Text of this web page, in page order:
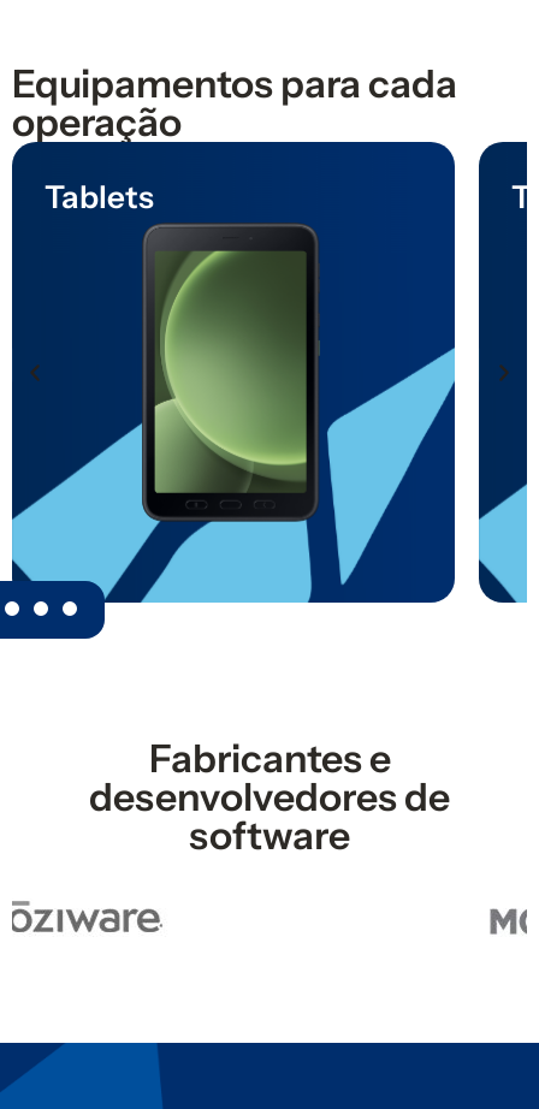
Equipamentos para cada
operação
Tablets
Fabricantes e
desenvolvedores de
software